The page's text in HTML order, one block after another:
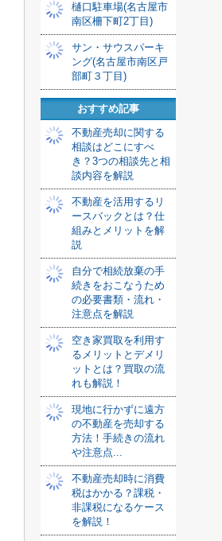
樋口駐車場(名古屋市
南区柵下町2丁目)
サン・サウスパーキ
ング(名古屋市南区戸
部町３丁目)
おすすめ記事
不動産売却に関する
相談はどこにすべ
き？3つの相談先と相
談内容を解説
不動産を活用するリ
ースバックとは？仕
組みとメリットを解
説
自分で相続放棄の手
続きをおこなうため
の必要書類・流れ・
注意点を解説
空き家買取を利用す
るメリットとデメリ
ットとは？買取の流
れも解説！
現地に行かずに遠方
の不動産を売却する
方法！手続きの流れ
や注意点...
不動産売却時に消費
税はかかる？課税・
非課税になるケース
を解説！